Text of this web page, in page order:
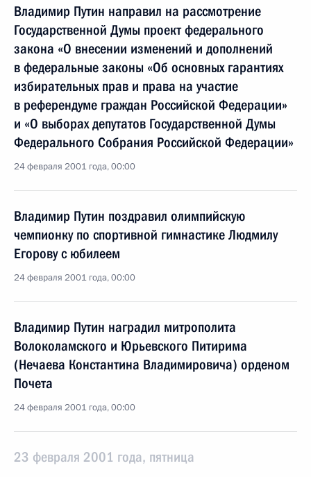
Владимир Путин направил на рассмотрение
Государственной Думы проект федерального
закона «О внесении изменений и дополнений
в федеральные законы «Об основных гарантиях
избирательных прав и права на участие
в референдуме граждан Российской Федерации»
и «О выборах депутатов Государственной Думы
Федерального Собрания Российской Федерации»
24 февраля 2001 года, 00:00
Владимир Путин поздравил олимпийскую
чемпионку по спортивной гимнастике Людмилу
Егорову с юбилеем
24 февраля 2001 года, 00:00
Владимир Путин наградил митрополита
Волоколамского и Юрьевского Питирима
(Нечаева Константина Владимировича) орденом
Почета
24 февраля 2001 года, 00:00
23 февраля 2001 года, пятница